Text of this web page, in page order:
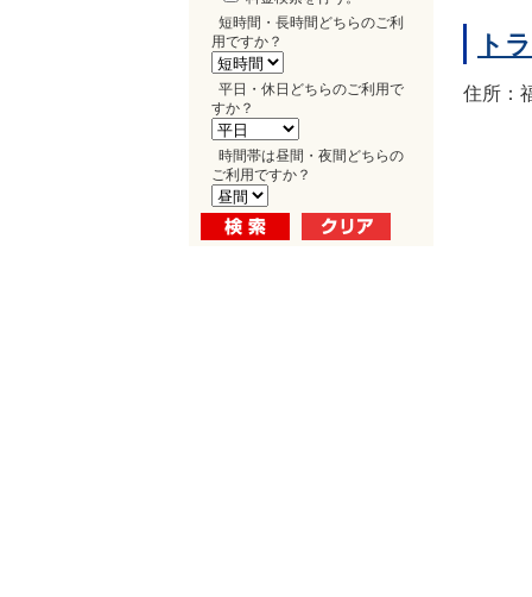
短時間・長時間どちらのご利
用ですか？
平日・休日どちらのご利用で
すか？
時間帯は昼間・夜間どちらの
ご利用ですか？
ト
住所：